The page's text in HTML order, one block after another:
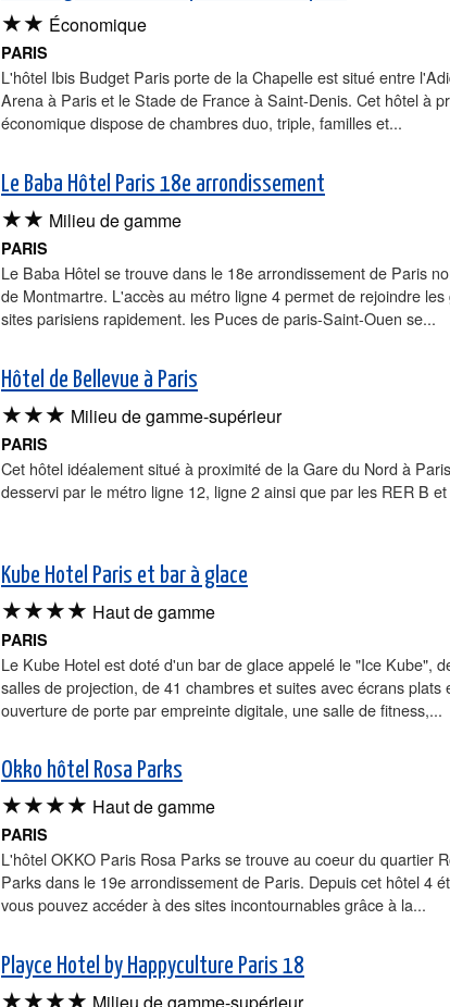
★★ Économique
PARIS
L'hôtel Ibis Budget Paris porte de la Chapelle est situé entre
Arena à Paris et le Stade de France à Saint-Denis. Cet hôtel à
économique dispose de chambres duo, triple, familles et...
Le Baba Hôtel Paris 18e arrondissement
★★ Milieu de gamme
PARIS
Le Baba Hôtel se trouve dans le 18e arrondissement de Paris
de Montmartre. L'accès au métro ligne 4 permet de rejoindre les
sites parisiens rapidement. les Puces de paris-Saint-Ouen se...
Hôtel de Bellevue à Paris
★★★ Milieu de gamme-supérieur
PARIS
Cet hôtel idéalement situé à proximité de la Gare du Nord à
desservi par le métro ligne 12, ligne 2 ainsi que par les RER B et
Kube Hotel Paris et bar à glace
★★★★ Haut de gamme
PARIS
Le Kube Hotel est doté d'un bar de glace appelé le "Ice Kube",
salles de projection, de 41 chambres et suites avec écrans plats
ouverture de porte par empreinte digitale, une salle de fitness,...
Okko hôtel Rosa Parks
★★★★ Haut de gamme
PARIS
L'hôtel OKKO Paris Rosa Parks se trouve au coeur du quartier
Parks dans le 19e arrondissement de Paris. Depuis cet hôtel 4
vous pouvez accéder à des sites incontournables grâce à la...
Playce Hotel by Happyculture Paris 18
★★★★